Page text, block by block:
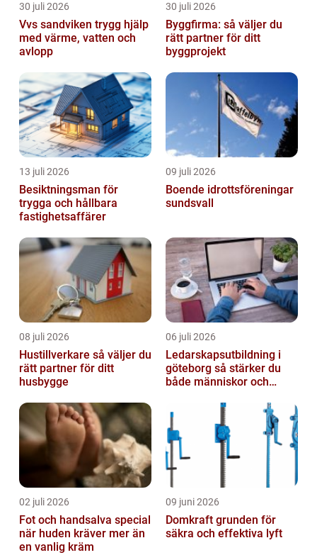
30 juli 2026
Vvs sandviken trygg hjälp
med värme, vatten och
avlopp
30 juli 2026
Byggfirma: så väljer du
rätt partner för ditt
byggprojekt
13 juli 2026
Besiktningsman för
trygga och hållbara
fastighetsaffärer
09 juli 2026
Boende idrottsföreningar
sundsvall
08 juli 2026
Hustillverkare så väljer du
rätt partner för ditt
husbygge
06 juli 2026
Ledarskapsutbildning i
göteborg så stärker du
både människor och
02 juli 2026
Fot och handsalva special
när huden kräver mer än
en vanlig kräm
09 juni 2026
Domkraft grunden för
säkra och effektiva lyft